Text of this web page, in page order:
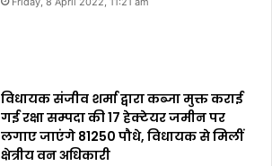
विधायक संजीव शर्मा द्वारा कब्जा मुक्त कराई
गई रक्षा सम्पदा की 17 हेक्टेयर जमीन पर
लगाए जाएंगे 81250 पौधे, विधायक से मिलीं
क्षेत्रीय वन अधिकारी